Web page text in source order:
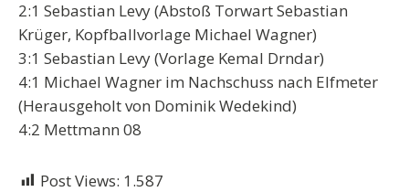
2:1 Sebastian Levy (Abstoß Torwart Sebastian
Krüger, Kopfballvorlage Michael Wagner)
3:1 Sebastian Levy (Vorlage Kemal Drndar)
4:1 Michael Wagner im Nachschuss nach Elfmeter
(Herausgeholt von Dominik Wedekind)
4:2 Mettmann 08
Post Views: 1.587